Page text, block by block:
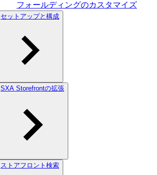
フォールディングのカスタマイズ
セットアップと構成
SXA Storefrontの拡張
ストアフロント検索